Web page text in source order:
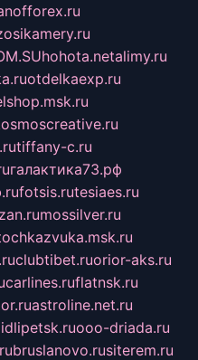
hohota.netalimy.ru
otdelkaexp.ru
tiffany-c.ru
галактика73.рф
fotsis.rutesiaes.ru
mossilver.ru
clubtibet.ruorior-aks.ru
carlines.ruflatnsk.ru
astroline.net.ru
ooo-driada.ru
bruslanovo.rusiterem.ru